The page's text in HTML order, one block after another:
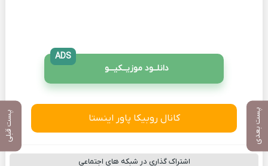
پست بعدی پست قبلی
دانلــود موزیــکیـــو
ADS
کانال روبیکا پاور اینستا
اشتراک گذاری در شبکه های اجتماعی